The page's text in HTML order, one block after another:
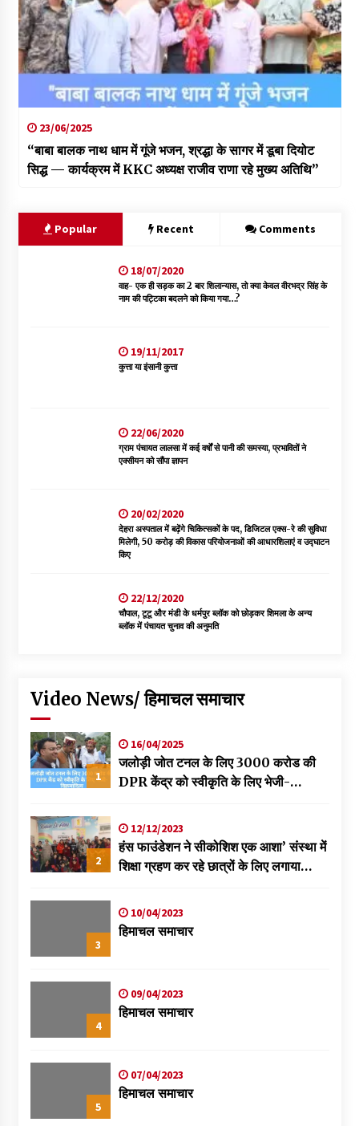
23/06/2025
“बाबा बालक नाथ धाम में गूंजे भजन, श्रद्धा के सागर में डूबा दियोट
सिद्ध — कार्यक्रम में KKC अध्यक्ष राजीव राणा रहे मुख्य अतिथि”
Popular Recent Comments
18/07/2020
वाह- एक ही सड़क का 2 बार शिलान्यास, तो क्या केवल वीरभद्र सिंह के
नाम की पट्टिका बदलने को किया गया…?
19/11/2017
कुत्ता या इंसानी कुत्ता
22/06/2020
ग्राम पंचायत लालसा में कई वर्षों से पानी की समस्या, प्रभावितों ने
एक्सीयन को सौंपा ज्ञापन
20/02/2020
देहरा अस्पताल में बढ़ेंगे चिकित्सकों के पद, डिजिटल एक्स-रे की सुविधा
मिलेगी, 50 करोड़ की विकास परियोजनाओं की आधारशिलाएं व उद्घाटन
किए
22/12/2020
चौपाल, टूटू और मंडी के धर्मपुर ब्लॉक को छोड़कर शिमला के अन्य
ब्लॉक में पंचायत चुनाव की अनुमति
Video News/ हिमाचल समाचार
1
16/04/2025
जलोड़ी जोत टनल के लिए 3000 करोड की
DPR केंद्र को स्वीकृति के लिए भेजी-
2
12/12/2023
हंस फाउंडेशन ने सीकोशिश एक आशा’ संस्था में
शिक्षा ग्रहण कर रहे छात्रों के लिए लगाया
3
10/04/2023
हिमाचल समाचार
4
09/04/2023
हिमाचल समाचार
5
07/04/2023
हिमाचल समाचार